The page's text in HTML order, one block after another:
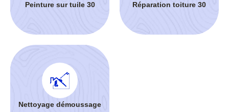
Peinture sur tuile 30 Réparation toiture 30
Nettoyage démoussage